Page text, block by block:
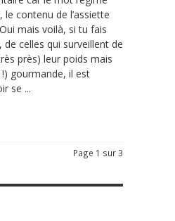
contenu de l’assiette
mais voilà, si tu fais
celles qui surveillent de
près) leur poids mais
gourmande, il est
se ...
Page 1 sur 3